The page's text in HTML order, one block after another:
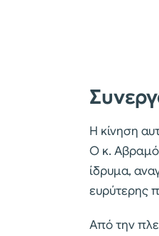
Η κίνηση
Ο κ.
ίδρυμα,
ευρύτερης
Από την